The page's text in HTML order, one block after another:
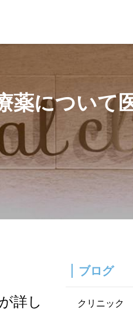
薬について
詳し
ブログ
クリニック